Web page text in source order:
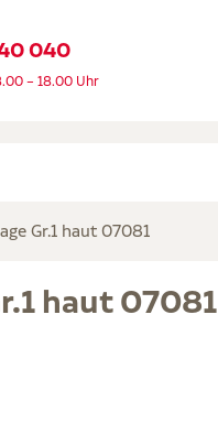
040
– 18.00 Uhr
Gr.1 haut 07081
haut 07081